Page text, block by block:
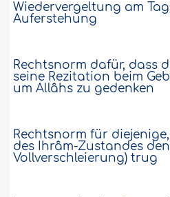
Wiedervergeltung am
Auferstehung
Rechtsnorm dafür, dass
seine Rezitation beim
um Allâhs zu gedenken
Rechtsnorm für
des Ihrâm-Zustandes
Vollverschleierung) trug